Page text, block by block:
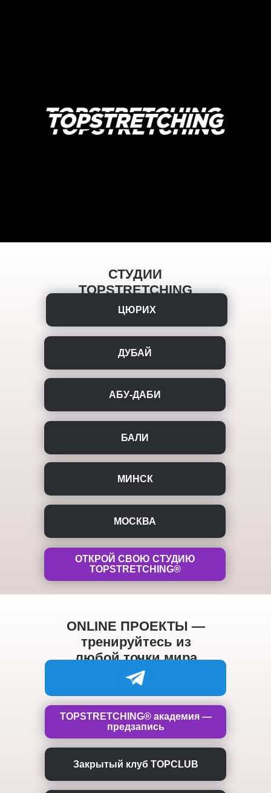
СТУДИИ
TOPSTRETCHING
ДУБАЙ
БАЛИ
АБУ-ДАБИ
ОТКРОЙ СВОЮ СТУДИЮ
TOPSTRETCHING®
ЦЮРИХ
МОСКВА
МИНСК
ONLINE ПРОЕКТЫ —
тренируйтесь из
любой точки мира
Закрытый клуб TOPCLUB
TOPSTRETCHING® академия —
предзапись